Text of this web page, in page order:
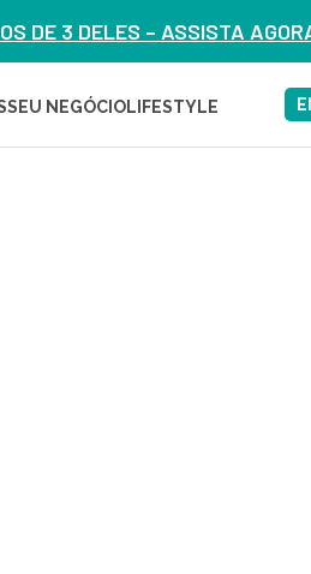
DE 3 DELES – ASSISTA
SEU NEGÓCIOLIFESTYLE